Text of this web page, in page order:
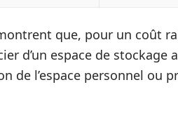
que, pour un coût
d’un espace de
de l’espace personnel ou